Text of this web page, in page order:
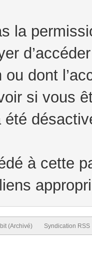
la
ou dont
si vous
à cette
(Archivé) Syndication RSS